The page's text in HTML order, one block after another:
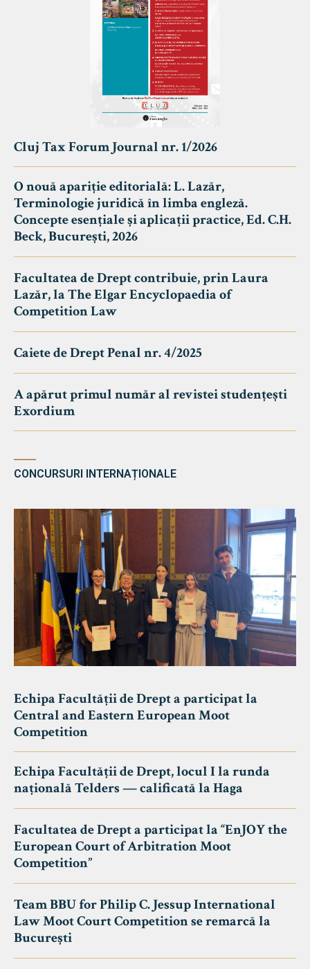
Cluj Tax Forum Journal nr. 1/2026
O nouă apariție editorială: L. Lazăr,
Terminologie juridică în limba engleză.
Concepte esențiale și aplicații practice, Ed. C.H.
Beck, București, 2026
Facultatea de Drept contribuie, prin Laura
Lazăr, la The Elgar Encyclopaedia of
Competition Law
Caiete de Drept Penal nr. 4/2025
A apărut primul număr al revistei studențești
Exordium
CONCURSURI INTERNAȚIONALE
Echipa Facultății de Drept a participat la
Central and Eastern European Moot
Competition
Echipa Facultății de Drept, locul I la runda
națională Telders — calificată la Haga
Facultatea de Drept a participat la “EnJOY the
European Court of Arbitration Moot
Competition”
Team BBU for Philip C. Jessup International
Law Moot Court Competition se remarcă la
București